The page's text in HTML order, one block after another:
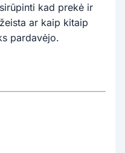
kad prekė ir
ar kaip kitaip
pardavėjo.